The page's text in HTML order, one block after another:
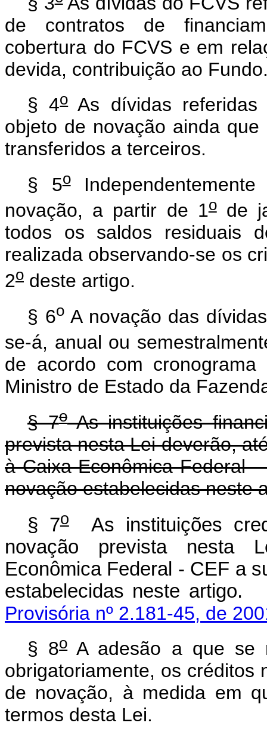
de contratos de
cobertura do FCVS e em
devida, contribuição ao
§ 4oAs dívidas referidas
objeto de novação ainda
transferidos a terceiros.
§ 5o
novação, a partir de 1ode
todos os saldos residuais
realizada observando-se os
2o deste artigo.
§ 6oA novação das
se-á, anual ou
de acordo com
Ministro de Estado da
§ 7oAs instituições
prevista nesta Lei deverão,
à Caixa Econômica Federal
novação estabelecidas neste
§ 7oAs instituições
novação prevista nesta
Econômica Federal - CEF a
estabelecidas neste
Provisória nº 2.181-45, de
§ 8oA adesão a que se
obrigatoriamente, os créditos
de novação, à medida em
termos desta Lei.